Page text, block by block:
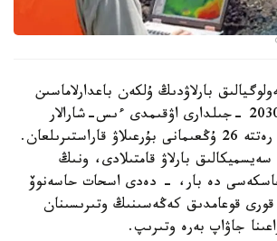
بارلاۋدىڭ ۇلكەن باعدارلاماسىن
قابىلدادى. 2026-2030 -جىلدارى اۋقىمدى ءىس-شارالار
جوسپارلانعان. وسى رەتتە 26 ۇڭعىمانى بۇرعىلاۋ قاراستىرىلعان.
بارلاۋ قامتىلادى، ونىڭ
دە بار، - دەدى اسحات حاسەنوۆ
قوعامدىق كەڭەسىنىڭ وتىرىسىنان
جاۋاپ بەرە وتىرىپ.